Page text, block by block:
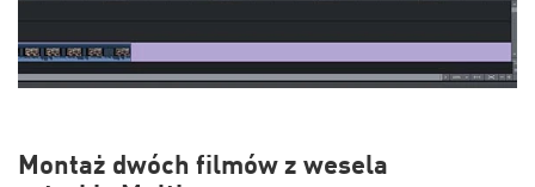
Montaż dwóch filmów z wesela